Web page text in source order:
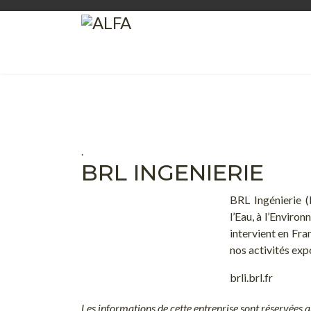
.
BRL INGENIERIE
BRL Ingénierie
l’Eau, à
intervient en
nos activités
brli.brl.fr
Les informations de cette entreprise sont réservées